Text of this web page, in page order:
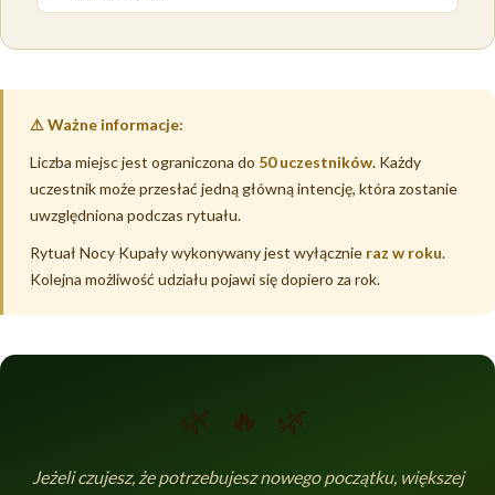
⚠ Ważne informacje:
Liczba miejsc jest ograniczona do 50 uczestników. Każdy
uczestnik może przesłać jedną główną intencję, która zostanie
uwzględniona podczas rytuału.
Rytuał Nocy Kupały wykonywany jest wyłącznie raz w roku.
Kolejna możliwość udziału pojawi się dopiero za rok.
🌿 🔥 🌿
Jeżeli czujesz, że potrzebujesz nowego początku, większej